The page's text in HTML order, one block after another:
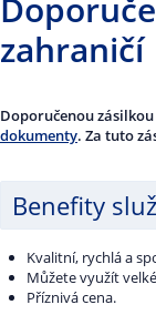
zahraničí
Doporučenou
dokumenty. Za tuto
Benefity
Kvalitní, rychlá a
Můžete využít
Příznivá cena.